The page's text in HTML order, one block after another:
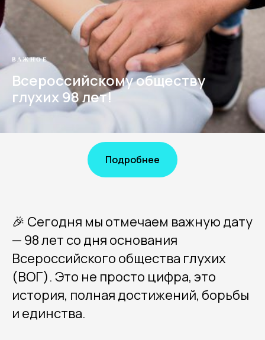
ВАЖНОЕ
Всероссийскому обществу
глухих 98 лет!
Подробнее
🎉 Сегодня мы отмечаем важную дату
— 98 лет со дня основания
Всероссийского общества глухих
(ВОГ). Это не просто цифра, это
история, полная достижений, борьбы
и единства.